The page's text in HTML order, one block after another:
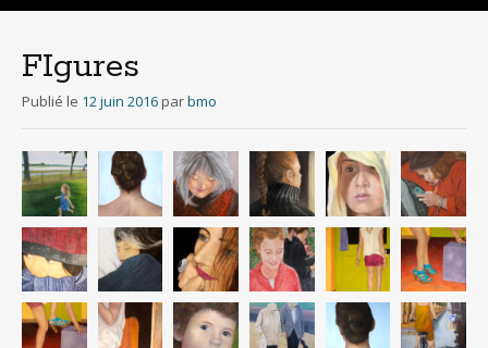
principal
FIgures
Publié le 12 juin 2016 parbmo